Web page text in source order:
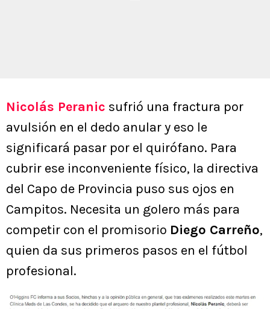
Nicolás Peranic sufrió una fractura por
avulsión en el dedo anular y eso le
significará pasar por el quirófano. Para
cubrir ese inconveniente físico, la directiva
del Capo de Provincia puso sus ojos en
Campitos. Necesita un golero más para
competir con el promisorio Diego Carreño,
quien da sus primeros pasos en el fútbol
profesional.